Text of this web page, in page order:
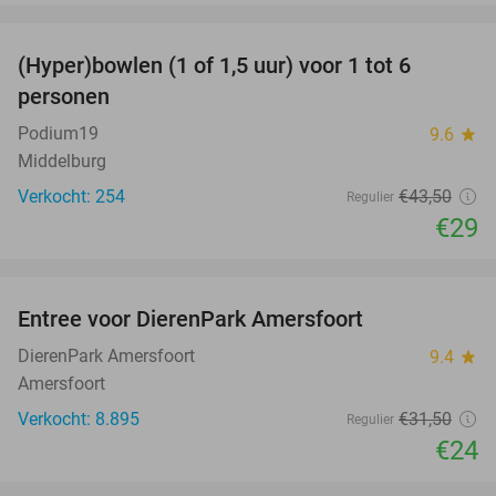
(Hyper)bowlen (1 of 1,5 uur) voor 1 tot 6
personen
Podium19 9.6 star
Middelburg
Verkocht: 254
Regulier €43,50
€29
Entree voor DierenPark Amersfoort
DierenPark Amersfoort 9.4 star
Amersfoort
Verkocht: 8.895
Regulier €31,50
€24